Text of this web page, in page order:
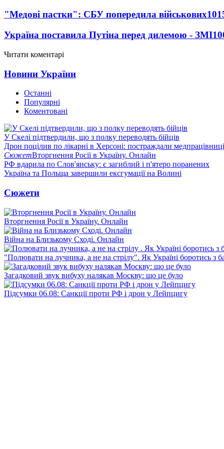
"Медові пастки": СБУ попередила військових
Україна поставила Путіна перед дилемою - ЗМІ
Читати коментарі
Новини України
Останні
Популярні
Коментовані
У Скелі підтвердили, що з полку переводять бійців
Дрон поцілив по лікарні в Херсоні: постраждали медпрацівниці
СюжетВторгнення Росії в Україну. Онлайн
РФ вдарила по Слов'янську: є загиблий і п'ятеро поранених
Україна та Польща завершили ексгумації на Волині
Сюжети
Вторгнення Росії в Україну. Онлайн
Війна на Близькому Сході. Онлайн
"Полювати на лучника, а не на стрілу". Як Україні боротись з
Загадковий звук вибуху налякав Москву: що це було
Підсумки 06.08: Санкції проти РФ і дрон у Лейпцигу